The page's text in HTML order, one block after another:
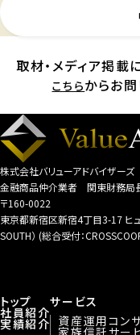
取材・メディア掲載
こちらからお問
株式会社バリューアドバイザーズ
金融商品仲介業者 関東財務局
〒160-0022
東京都新宿区新宿4丁目3-17 ヒュ
SOUTH） (総合受付：
トップ
社員紹介
実績紹介
サービス
資産運用コン